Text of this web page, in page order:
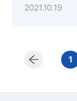
기준
2021.10.19
1